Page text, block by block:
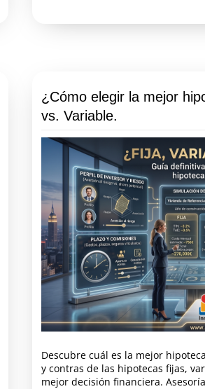
¿Cómo elegir la mejor
vs. Variable.
Descubre cuál es la mejor
y contras de las hipotecas fijas,
mejor decisión financiera.